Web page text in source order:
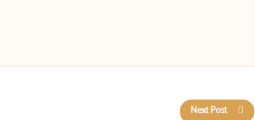
Next Post